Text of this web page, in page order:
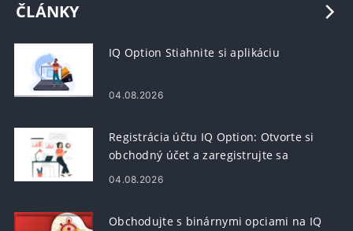
ČLÁNKY
IQ Option Stiahnite si aplikáciu
04.08.2026
Registrácia účtu IQ Option: Otvorte si
obchodný účet a zaregistrujte sa
04.08.2026
Obchodujte s binárnymi opciami na IQ